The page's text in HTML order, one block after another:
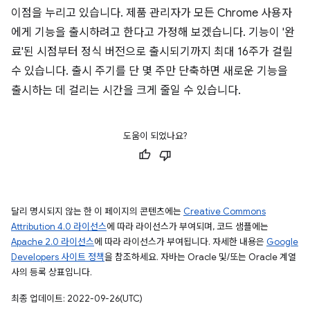
이점을 누리고 있습니다. 제품 관리자가 모든 Chrome 사용자
에게 기능을 출시하려고 한다고 가정해 보겠습니다. 기능이 '완
료'된 시점부터 정식 버전으로 출시되기까지 최대 16주가 걸릴
수 있습니다. 출시 주기를 단 몇 주만 단축하면 새로운 기능을
출시하는 데 걸리는 시간을 크게 줄일 수 있습니다.
도움이 되었나요?
달리 명시되지 않는 한 이 페이지의 콘텐츠에는 Creative Commons
Attribution 4.0 라이선스에 따라 라이선스가 부여되며, 코드 샘플에는
Apache 2.0 라이선스에 따라 라이선스가 부여됩니다. 자세한 내용은 Google
Developers 사이트 정책을 참조하세요. 자바는 Oracle 및/또는 Oracle 계열
사의 등록 상표입니다.
최종 업데이트: 2022-09-26(UTC)